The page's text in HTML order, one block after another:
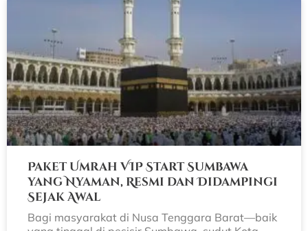
Paket Umrah VIP Start Sumbawa
yang Nyaman, Resmi dan Didampingi
Sejak Awal
Bagi masyarakat di Nusa Tenggara Barat—baik